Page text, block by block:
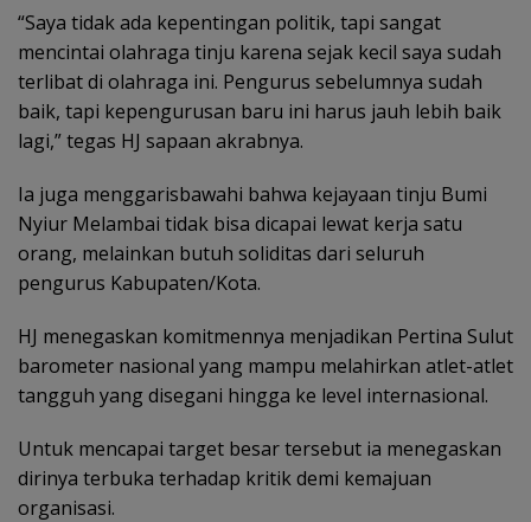
“Saya tidak ada kepentingan politik, tapi sangat
mencintai olahraga tinju karena sejak kecil saya sudah
terlibat di olahraga ini. Pengurus sebelumnya sudah
baik, tapi kepengurusan baru ini harus jauh lebih baik
lagi,” tegas HJ sapaan akrabnya.
Ia juga menggarisbawahi bahwa kejayaan tinju Bumi
Nyiur Melambai tidak bisa dicapai lewat kerja satu
orang, melainkan butuh soliditas dari seluruh
pengurus Kabupaten/Kota.
HJ menegaskan komitmennya menjadikan Pertina Sulut
barometer nasional yang mampu melahirkan atlet-atlet
tangguh yang disegani hingga ke level internasional.
Untuk mencapai target besar tersebut ia menegaskan
dirinya terbuka terhadap kritik demi kemajuan
organisasi.